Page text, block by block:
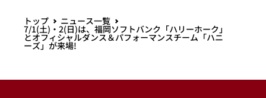
トップ ニュース一覧
7/1(土)・2(日)は、福岡ソフトバンク「ハリーホーク」
とオフィシャルダンス＆パフォーマンスチーム「ハニ
ーズ」が来場!